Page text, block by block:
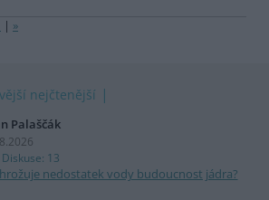
| »
nejčtenější
Palaščák
Diskuse: 13
nedostatek vody budoucnost jádra?